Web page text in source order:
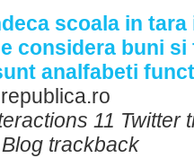
scoala in tara
considera buni si
analfabeti
11 Twitter
trackback